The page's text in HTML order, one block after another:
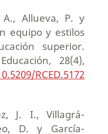
A., Allueva, P. y
equipo y estilos
superior.
28(4),
RCED.5172
J. I., Villagrá-
D. y García-